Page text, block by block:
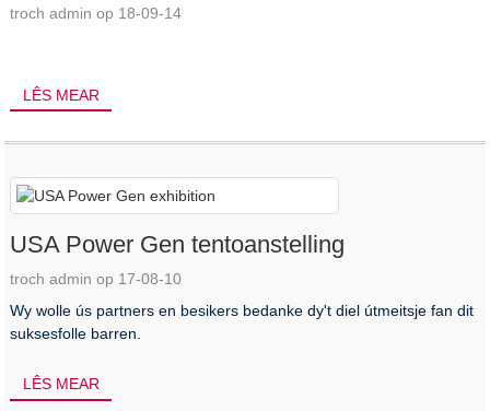
troch admin op 18-09-14
LÊS MEAR
USA Power Gen tentoanstelling
troch admin op 17-08-10
Wy wolle ús partners en besikers bedanke dy't diel útmeitsje fan dit
suksesfolle barren.
LÊS MEAR